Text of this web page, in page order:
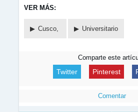
VER MÁS:
Cusco, Universitario
Comparte este
Twitter Pinterest
Comentar